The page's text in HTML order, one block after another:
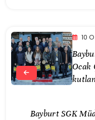
10
Ocak
Bayburt SGK